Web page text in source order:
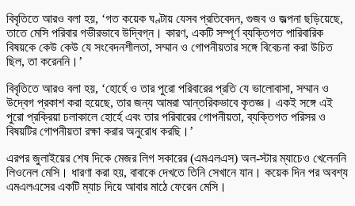
বিবৃতিতে আরও বলা হয়, ‘গত কয়েক ঘণ্টায় যেসব প্রতিবেদন, গুজব ও জল্পনা ছড়িয়েছে,
তাতে মেসি পরিবার গভীরভাবে উদ্বিগ্ন। কারণ, একটি সম্পূর্ণ ব্যক্তিগত পারিবারিক
বিষয়কে কেউ কেউ যে সংবেদনশীলতা, সম্মান ও গোপনীয়তার সঙ্গে বিবেচনা করা উচিত
ছিল, তা করেননি।’
বিবৃতিতে আরও বলা হয়, ‘হোর্হে ও তার পুরো পরিবারের প্রতি যে ভালোবাসা, সম্মান ও
উদ্বেগ প্রকাশ করা হয়েছে, তার জন্য আমরা আন্তরিকভাবে কৃতজ্ঞ। একই সঙ্গে এই
পুরো প্রক্রিয়া চলাকালে হোর্হে এবং তার পরিবারের গোপনীয়তা, ব্যক্তিগত পরিসর ও
বিষয়টির গোপনীয়তা রক্ষা করার অনুরোধ করছি।’
এরপর জুলাইয়ের শেষ দিকে মেজর লিগ সকারের (এমএলএস) অল-স্টার ম্যাচেও খেলেননি
লিওনেল মেসি। ধারণা করা হয়, বাবাকে দেখতে তিনি সেখানে যান। কয়েক দিন পর অবশ্য
এমএলএসের একটি ম্যাচ দিয়ে আবার মাঠে ফেরেন মেসি।